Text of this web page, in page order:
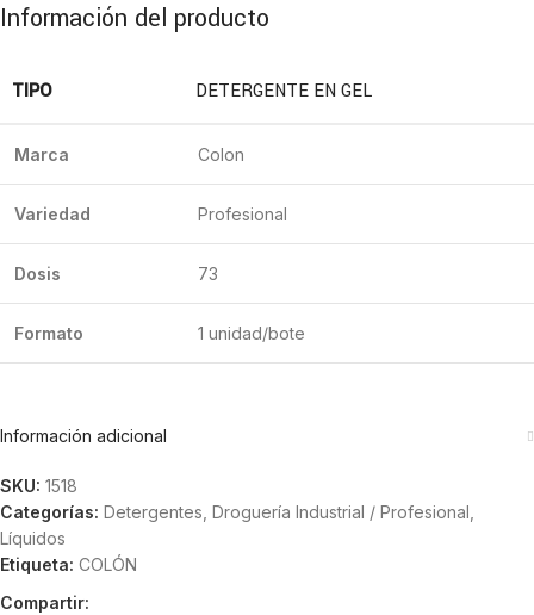
Información del producto
TIPO DETERGENTE EN GEL
Marca Colon
Variedad Profesional
Dosis 73
Formato 1 unidad/bote
Información adicional
SKU: 1518
Categorías: Detergentes Droguería Industrial / Profesional
Líquidos
Etiqueta: COLÓN
Compartir: